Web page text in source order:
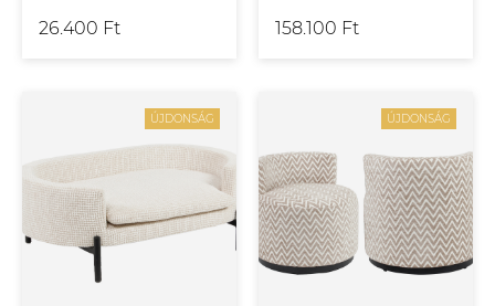
26.400 Ft 158.100 Ft
ÚJDONSÁG ÚJDONSÁG